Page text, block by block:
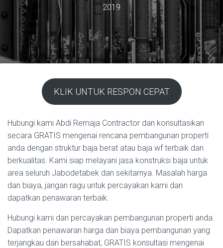
2019
KLIK UNTUK RESPON CEPAT
Hubungi kami Abdi Remaja Contractor dan konsultasikan
secara GRATIS mengenai rencana pembangunan properti
anda dengan struktur baja berat atau baja wf terbaik dan
berkualitas. Kami siap melayani jasa konstruksi baja untuk
area seluruh Jabodetabek dan sekitarnya. Masalah harga
dan biaya, jangan ragu untuk percayakan kami dan
dapatkan penawaran terbaik.
Hubungi kami dan percayakan pembangunan properti anda.
Dapatkan penawaran harga dan biaya pembangunan yang
terjangkau dan bersahabat, GRATIS konsultasi mengenai